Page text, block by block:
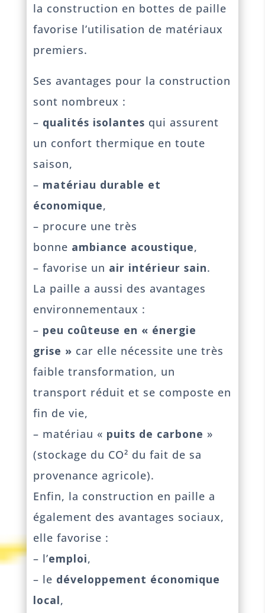
la construction en bottes de paille
favorise l’utilisation de matériaux
premiers.
Ses avantages pour la construction
sont nombreux :
– qualités isolantes qui assurent
un confort thermique en toute
saison,
– matériau durable et
économique,
– procure une très
bonne ambiance acoustique,
– favorise un air intérieur sain.
La paille a aussi des avantages
environnementaux :
– peu coûteuse en « énergie
grise » car elle nécessite une très
faible transformation, un
transport réduit et se composte en
fin de vie,
– matériau « puits de carbone »
(stockage du CO² du fait de sa
provenance agricole).
Enfin, la construction en paille a
également des avantages sociaux,
elle favorise :
– l’emploi,
– le développement économique
local,